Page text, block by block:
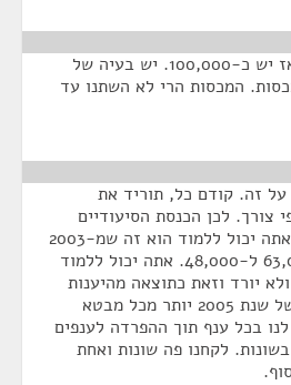
אם אני מסתכל על 2003 אז יש כ-100,000. יש בעיה של
המכסות הרי לא השתנו עד
זה. קודם כל, תוריד את
צורך. לכן הכנסת הסיעודיים
לחשבון היא מטעה. מה שאתה יכול ללמוד הוא זה שמ-2003
ל-2004 אתה יורד מ-63,000 ל-48,000. אתה יכול ללמוד
כמעט ולא יורד וזאת כתוצאה מהיענות
לנושא הקבלנים. הביטוי של שנת 2005 יותר מכל מבטא
בכל ענף תוך ההפרדה לענפים
לקחנו פה שונות ואחת